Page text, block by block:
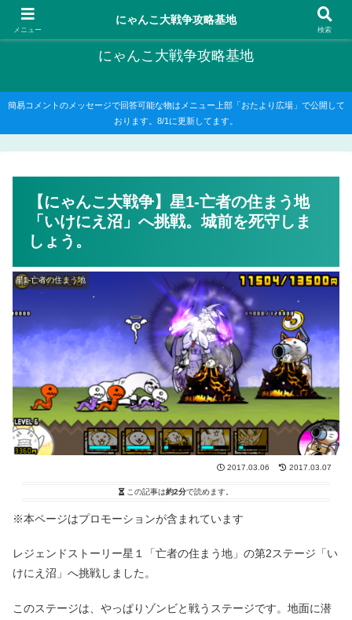
にゃんこ大戦争の攻略がメインですが、他のゲームの記事もたまに書いてます
にゃんこ大戦争攻略基地
簡易コメントのメッセージで回答可能な物はメニュー上部「おたより広場」で公開して
おります。8/1に更新してます。
【にゃんこ大戦争】星1-亡者の住まう地
「いけにえ沼」へ挑戦。城前を死守しま
しょう。
星1-亡者の住まう地
2017.03.06 2017.03.07
この記事は約2分で読めます。
※本ページはプロモーションが含まれています
レジェンドストーリー星１「亡者の住まう地」の第2ステージ「い
けにえ沼」へ挑戦しました。
このステージは、やっぱりゾンビと戦うステージです。地面に潜
メニュー
にゃんこ大戦争攻略基地
検索